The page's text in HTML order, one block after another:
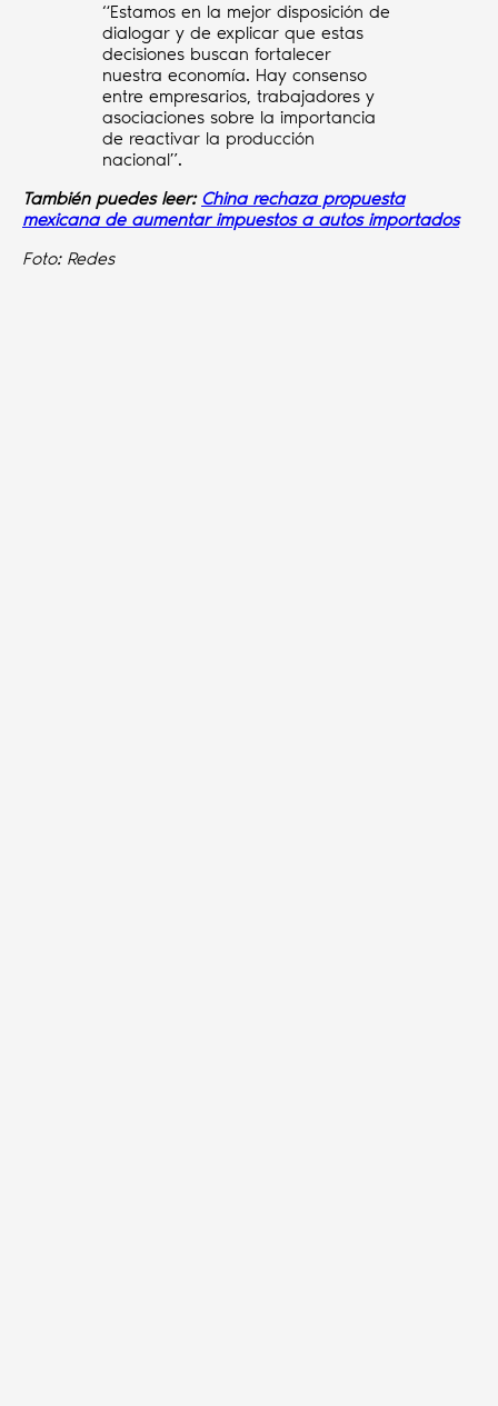
“Estamos en la mejor disposición de
dialogar y de explicar que estas
decisiones buscan fortalecer
nuestra economía. Hay consenso
entre empresarios, trabajadores y
asociaciones sobre la importancia
de reactivar la producción
nacional”.
También puedes leer: China rechaza propuesta
mexicana de aumentar impuestos a autos importados
Foto: Redes